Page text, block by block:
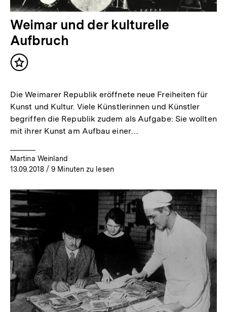
Weimar und der kulturelle
Aufbruch
Inhalt
Die Weimarer Republik eröffnete neue Freiheiten für
Kunst und Kultur. Viele Künstlerinnen und Künstler
begriffen die Republik zudem als Aufgabe: Sie wollten
mit ihrer Kunst am Aufbau einer…
Martina Weinland
13.09.2018/ 9 Minuten zu lesen